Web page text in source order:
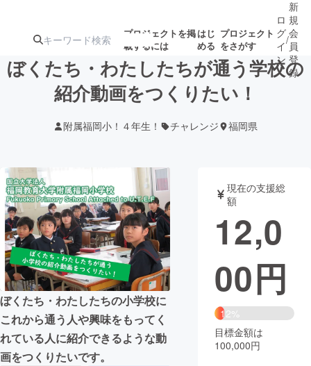
プロジェクトを掲
載するには
はじ
める
プロジェクト
をさがす
注目のリ
ターン
注目の新着プロ
ジェクト
募集終了が近いプ
ロジェクト
されます
アート・写真 音楽
テクノロジー・ガジェット ゲーム・
映像・映画 書籍・雑誌
ビジネス・起業 チャレンジ
まちづくり・地域活性化
ロ
グ
イ
ン
/
新
規
会
員
登
録
ぼくたち・わたしたちが通う学校の
紹介動画をつくりたい！
附属福岡小！４年生！ チャレンジ 福岡県
ぼくたち・わたしたちの小学校に
これから通う人や興味をもってく
れている人に紹介できるような動
画をつくりたいです。
現在の支援総
額
12,0
00円
12%
目標金額は
100,000円